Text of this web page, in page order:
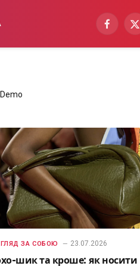
Facebook
X
ЗА СОБОЮ 23.07.2026
шик та кроше: як носити